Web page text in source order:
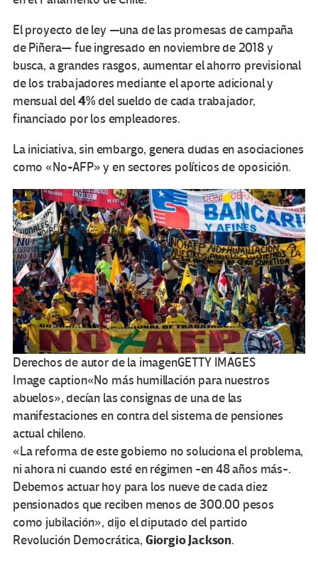
El proyecto de ley —una de las promesas de campaña
de Piñera— fue ingresado en noviembre de 2018 y
busca, a grandes rasgos, aumentar el ahorro previsional
de los trabajadores mediante el aporte adicional y
mensual del4%del sueldo de cada trabajador,
financiado por los empleadores.
La iniciativa, sin embargo, genera dudas en asociaciones
como «No+AFP» y en sectores políticos de oposición.
Derechos de autor de la imagenGETTY IMAGES
Image caption«No más humillación para nuestros
abuelos», decían las consignas de una de las
manifestaciones en contra del sistema de pensiones
actual chileno.
«La reforma de este gobierno no soluciona el problema,
ni ahora ni cuando esté en régimen -en 48 años más-.
Debemos actuar hoy para los nueve de cada diez
pensionados que reciben menos de 300.00 pesos
como jubilación», dijo el diputado del partido
Revolución Democrática, Giorgio Jackson.